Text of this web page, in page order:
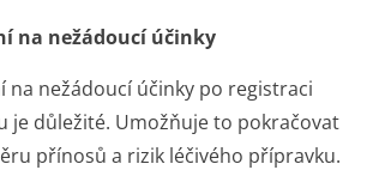
na nežádoucí účinky
na nežádoucí účinky po registraci
je důležité. Umožňuje to pokračovat
přínosů a rizik léčivého přípravku.